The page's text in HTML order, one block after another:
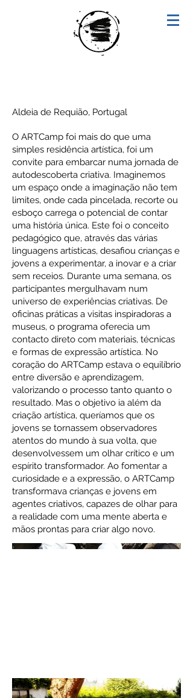
Aldeia de Requião, Portugal
O ARTCamp foi mais do que uma
simples residência artística, foi um
convite para embarcar numa jornada de
autodescoberta criativa. Imaginemos
um espaço onde a imaginação não tem
limites, onde cada pincelada, recorte ou
esboço carrega o potencial de contar
uma história única. Este foi o conceito
pedagógico que, através das várias
linguagens artísticas, desafiou crianças e
jovens a experimentar, a inovar e a criar
sem receios. Durante uma semana, os
participantes mergulhavam num
universo de experiências criativas. De
oficinas práticas a visitas inspiradoras a
museus, o programa oferecia um
contacto direto com materiais, técnicas
e formas de expressão artística. No
coração do ARTCamp estava o equilíbrio
entre diversão e aprendizagem,
valorizando o processo tanto quanto o
resultado. Mas o objetivo ia além da
criação artística, queríamos que os
jovens se tornassem observadores
atentos do mundo à sua volta, que
desenvolvessem um olhar crítico e um
espírito transformador. Ao fomentar a
curiosidade e a expressão, o ARTCamp
transformava crianças e jovens em
agentes criativos, capazes de olhar para
a realidade com uma mente aberta e
mãos prontas para criar algo novo.